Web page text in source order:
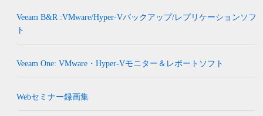
Veeam B&R :VMware/Hyper-Vバックアップ/レプリケーションソフ
ト
Veeam One: VMware・Hyper-Vモニター＆レポートソフト
Webセミナー録画集